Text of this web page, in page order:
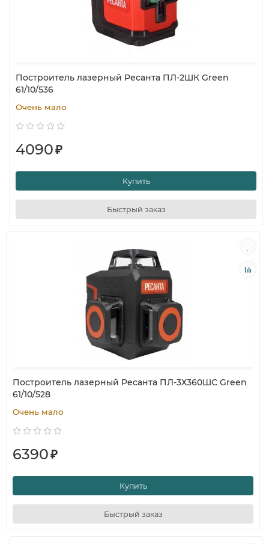
Построитель лазерный Ресанта ПЛ-2ШК Green
61/10/536
Очень мало
4090₽
Купить
Быстрый заказ
Построитель лазерный Ресанта ПЛ-3Х360ШС Green
61/10/528
Очень мало
6390₽
Купить
Быстрый заказ